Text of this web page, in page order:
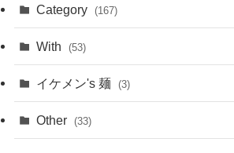
(1)
(38)
Category (167)
(114)
With (53)
(15)
(43)
イケメン's 麺 (3)
Other (33)